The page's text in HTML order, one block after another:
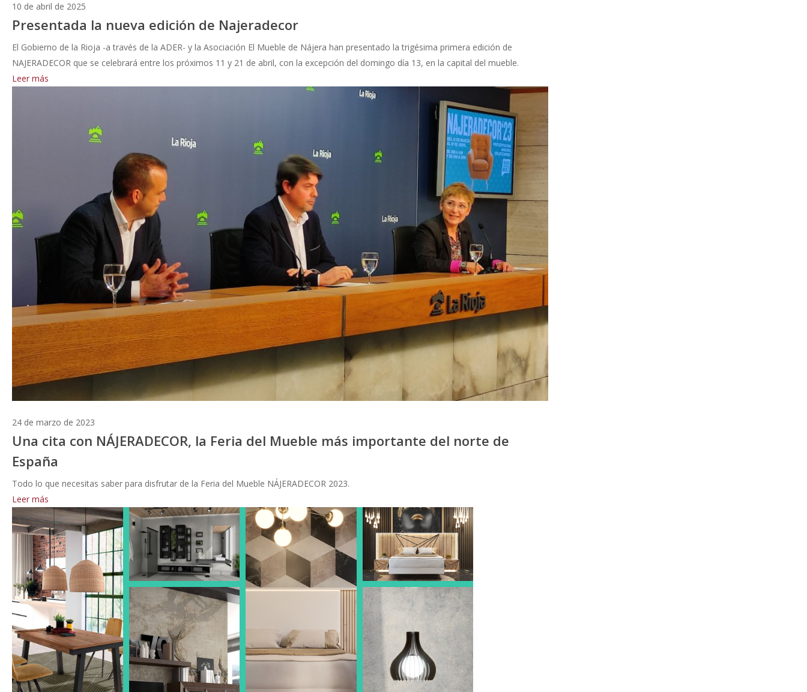
10 de abril de 2025
Presentada la nueva edición de Najeradecor
El Gobierno de la Rioja -a través de la ADER- y la Asociación El Mueble de Nájera han presentado la trigésima primera edición de
NAJERADECOR que se celebrará entre los próximos 11 y 21 de abril, con la excepción del domingo día 13, en la capital del mueble.
Leer más
24 de marzo de 2023
Una cita con NÁJERADECOR, la Feria del Mueble más importante del norte de
España
Todo lo que necesitas saber para disfrutar de la Feria del Mueble NÁJERADECOR 2023.
Leer más